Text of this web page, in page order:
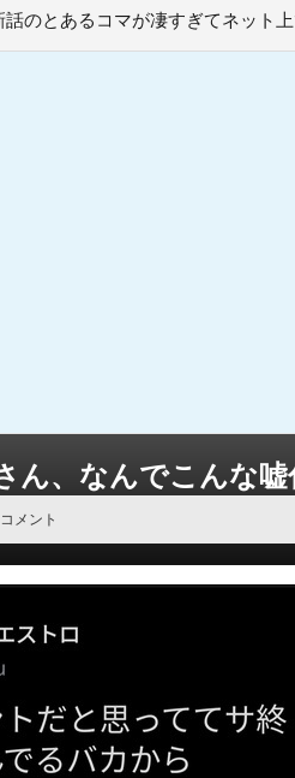
話のとあるコマが凄すぎてネット
ん、なんでこんな
メント